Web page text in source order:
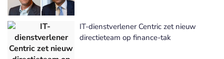
IT-dienstverlener Centric zet nieuw
directieteam op finance-tak